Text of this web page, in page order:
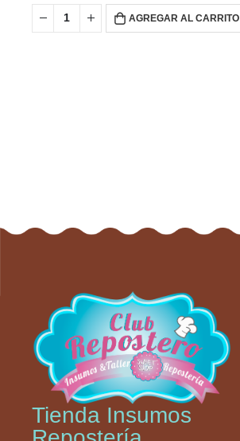
AGREGAR AL CARRITO
Tienda Insumos